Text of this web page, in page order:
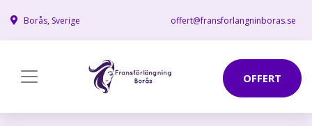
Borås, Sverige offert@fransforlangninboras.se
OFFERT